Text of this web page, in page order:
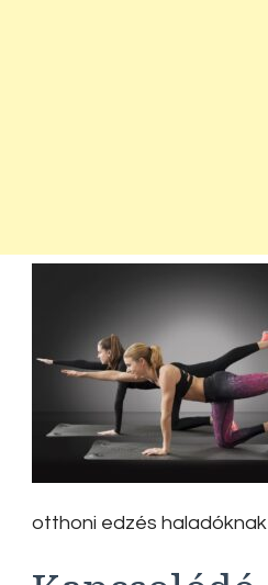
otthoni edzés haladóknak